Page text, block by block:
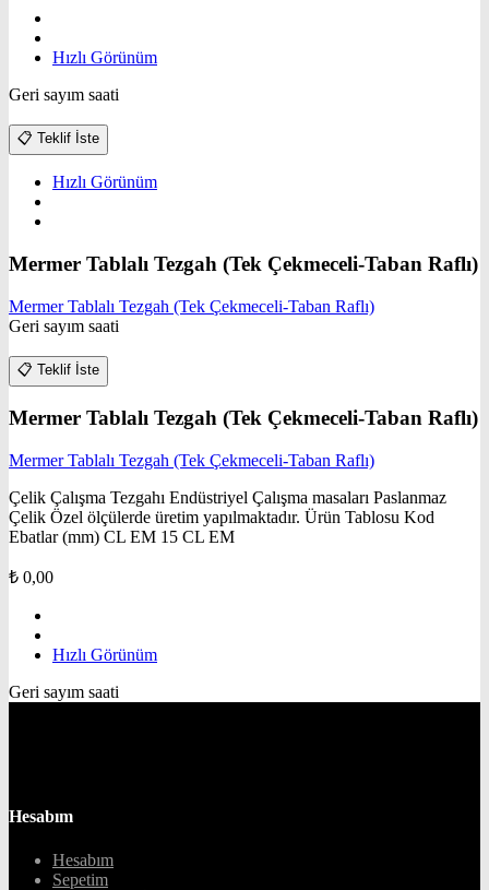
Hızlı Görünüm
Geri sayım saati
📋 Teklif İste
Hızlı Görünüm
Mermer Tablalı Tezgah (Tek Çekmeceli-Taban Raflı)
Mermer Tablalı Tezgah (Tek Çekmeceli-Taban Raflı)
Geri sayım saati
📋 Teklif İste
Mermer Tablalı Tezgah (Tek Çekmeceli-Taban Raflı)
Mermer Tablalı Tezgah (Tek Çekmeceli-Taban Raflı)
Çelik Çalışma Tezgahı Endüstriyel Çalışma masaları Paslanmaz
Çelik Özel ölçülerde üretim yapılmaktadır. Ürün Tablosu Kod
Ebatlar (mm) CL EM 15 CL EM
₺ 0,00
Hızlı Görünüm
Geri sayım saati
Hesabım
Hesabım
Sepetim